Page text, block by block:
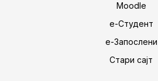
Moodle
е-Студент
е-Запослени
Стари сајт